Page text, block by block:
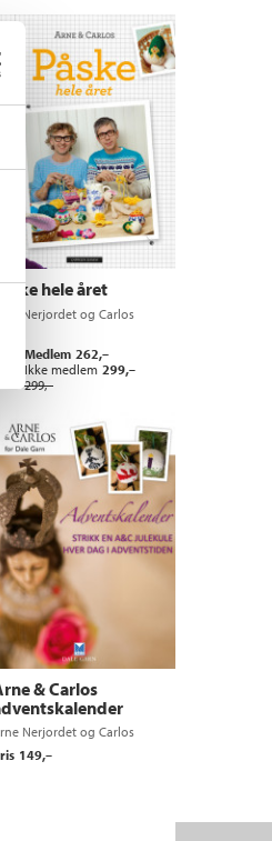
hele året
Arne Nerjordet og Carlos
Medlem 262,–
Ikke medlem 299,–
299,–
Kjøp
& Carlos
Nerjordet og Carlos
149,–